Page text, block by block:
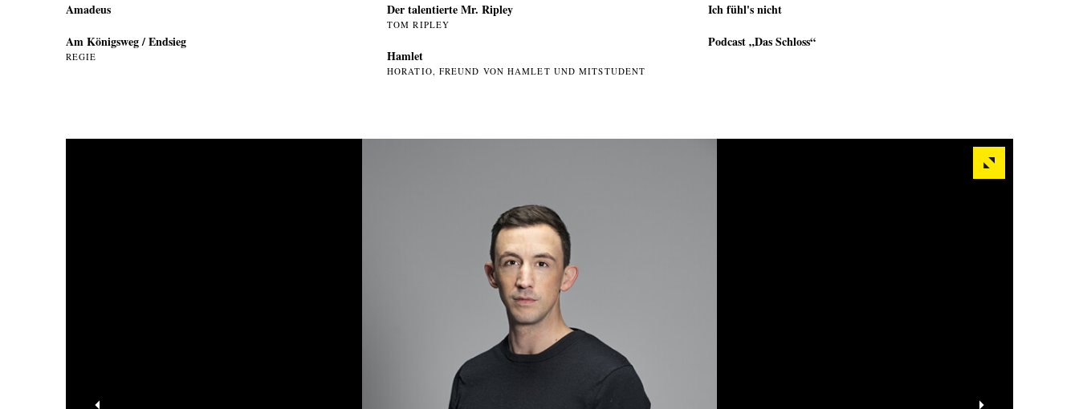
Amadeus
Am Königsweg / Endsieg
REGIE
Der talentierte Mr. Ripley
TOM RIPLEY
Hamlet
HORATIO, FREUND VON HAMLET UND MITSTUDENT
Ich fühl's nicht
Podcast „Das Schloss“